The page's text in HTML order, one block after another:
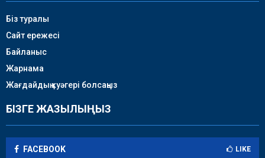
Біз туралы
Сайт ережесі
Байланыс
Жарнама
Жағдайдың куәгері болсаңыз
БІЗГЕ ЖАЗЫЛЫҢЫЗ
FACEBOOK LIKE